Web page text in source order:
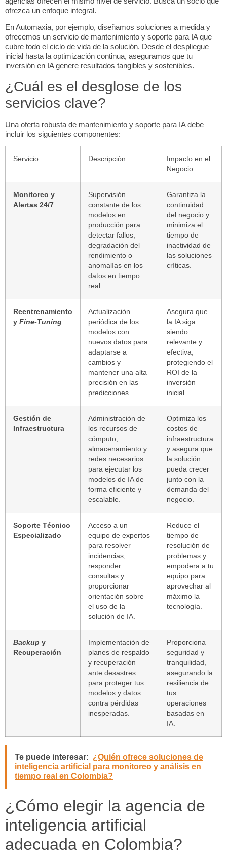
ofrezca un enfoque integral.
En Automaxia, por ejemplo, diseñamos soluciones a medida y
ofrecemos un servicio de mantenimiento y soporte para IA que
cubre todo el ciclo de vida de la solución. Desde el despliegue
inicial hasta la optimización continua, aseguramos que tu
inversión en IA genere resultados tangibles y sostenibles.
¿Cuál es el desglose de los
servicios clave?
Una oferta robusta de mantenimiento y soporte para IA debe
incluir los siguientes componentes:
Servicio Descripción
Impacto en el
Negocio
Monitoreo y
Alertas 24/7
Supervisión
constante de los
modelos en
producción para
detectar fallos,
degradación del
rendimiento o
anomalías en los
datos en tiempo
real.
Garantiza la
continuidad
del negocio y
minimiza el
tiempo de
inactividad de
las soluciones
críticas.
Reentrenamiento
y Fine-Tuning
Actualización
periódica de los
modelos con
nuevos datos para
adaptarse a
cambios y
mantener una alta
precisión en las
predicciones.
Asegura que
la IA siga
siendo
relevante y
efectiva,
protegiendo el
ROI de la
inversión
inicial.
Gestión de
Infraestructura
Administración de
los recursos de
cómputo,
almacenamiento y
redes necesarios
para ejecutar los
modelos de IA de
forma eficiente y
escalable.
Optimiza los
costos de
infraestructura
y asegura que
la solución
pueda crecer
junto con la
demanda del
negocio.
Soporte Técnico
Especializado
Acceso a un
equipo de expertos
para resolver
incidencias,
responder
consultas y
proporcionar
orientación sobre
el uso de la
solución de IA.
Reduce el
tiempo de
resolución de
problemas y
empodera a tu
equipo para
aprovechar al
máximo la
tecnología.
Backup y
Recuperación
Implementación de
planes de respaldo
y recuperación
ante desastres
para proteger tus
modelos y datos
contra pérdidas
inesperadas.
Proporciona
seguridad y
tranquilidad,
asegurando la
resiliencia de
tus
operaciones
basadas en
IA.
Te puede interesar: ¿Quién ofrece soluciones de
inteligencia artificial para monitoreo y análisis en
tiempo real en Colombia?
¿Cómo elegir la agencia de
inteligencia artificial
adecuada en Colombia?